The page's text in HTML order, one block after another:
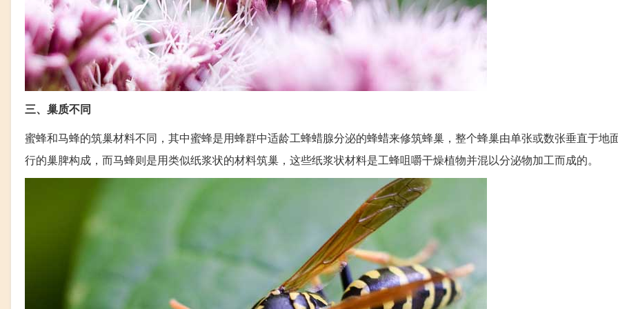
三、巢质不同
蜜蜂和马蜂的筑巢材料不同，其中蜜蜂是用蜂群中适龄工蜂蜡腺分泌的蜂蜡来修筑蜂巢，整个蜂巢由单张或数张垂直于地
行的巢脾构成，而马蜂则是用类似纸浆状的材料筑巢，这些纸浆状材料是工蜂咀嚼干燥植物并混以分泌物加工而成的。